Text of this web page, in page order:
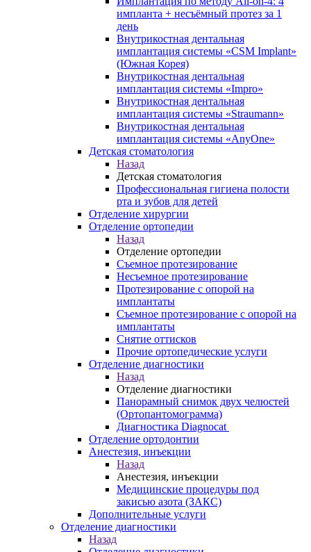
импланта + несъёмный протез за 1
день
Внутрикостная дентальная
имплантация системы «CSM Implant»
(Южная Корея)
Внутрикостная дентальная
имплантация системы «Impro»
Внутрикостная дентальная
имплантация системы «Straumann»
Внутрикостная дентальная
имплантация системы «AnyOne»
Детская стоматология
Назад
Детская стоматология
Профессиональная гигиена полости
рта и зубов для детей
Отделение хирургии
Отделение ортопедии
Назад
Отделение ортопедии
Съемное протезирование
Несъемное протезирование
Протезирование с опорой на
имплантаты
Съемное протезирование с опорой на
имплантаты
Снятие оттисков
Прочие ортопедические услуги
Отделение диагностики
Назад
Отделение диагностики
Панорамный снимок двух челюстей
(Ортопантомограмма)
Диагностика Diagnocat
Отделение ортодонтии
Анестезия, инъекции
Назад
Анестезия, инъекции
Медицинские процедуры под
закисью азота (ЗАКС)
Дополнительные услуги
Отделение диагностики
Назад